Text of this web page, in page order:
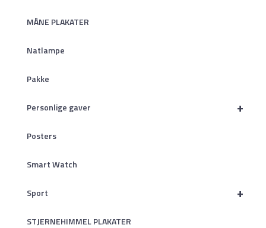
MÅNE PLAKATER
Natlampe
Pakke
+
Personlige gaver
Posters
Smart Watch
+
Sport
STJERNEHIMMEL PLAKATER